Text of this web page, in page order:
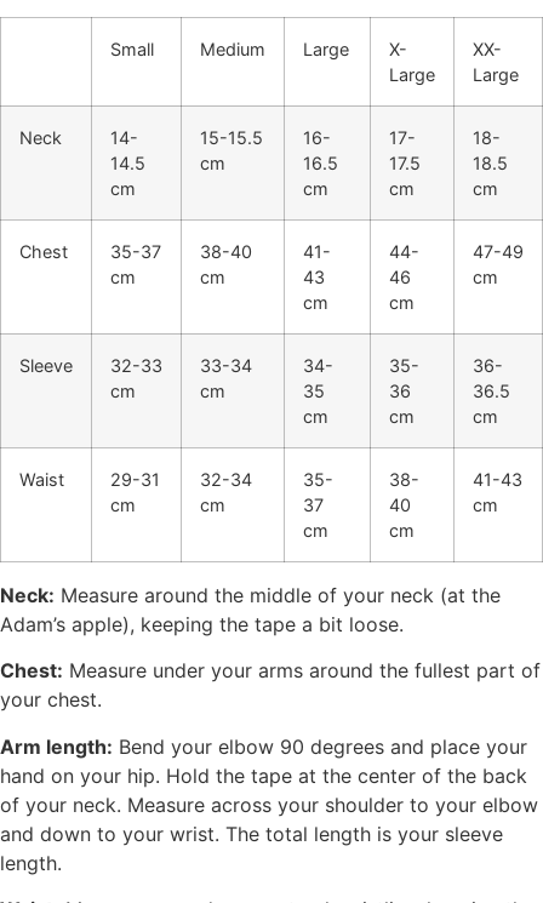
Small Medium Large
X-
Large
XX-
Large
Neck
14-
14.5
cm
15-15.5
cm
16-
16.5
cm
17-
17.5
cm
18-
18.5
cm
Chest
35-37
cm
38-40
cm
41-
43
cm
44-
46
cm
47-49
cm
Sleeve
32-33
cm
33-34
cm
34-
35
cm
35-
36
cm
36-
36.5
cm
Waist
29-31
cm
32-34
cm
35-
37
cm
38-
40
cm
41-43
cm
Neck: Measure around the middle of your neck (at the
Adam’s apple), keeping the tape a bit loose.
Chest: Measure under your arms around the fullest part of
your chest.
Arm length: Bend your elbow 90 degrees and place your
hand on your hip. Hold the tape at the center of the back
of your neck. Measure across your shoulder to your elbow
and down to your wrist. The total length is your sleeve
length.